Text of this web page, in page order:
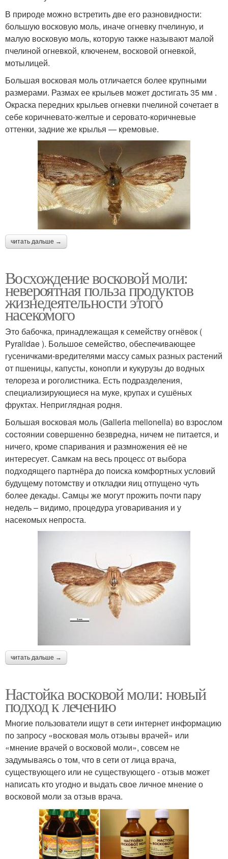
В природе можно встретить две его разновидности:
большую восковую моль, иначе огневку пчелиную, и
малую восковую моль, которую также называют малой
пчелиной огневкой, ключенем, восковой огневкой,
мотылицей.
Большая восковая моль отличается более крупными
размерами. Размах ее крыльев может достигать 35 мм .
Окраска передних крыльев огневки пчелиной сочетает в
себе коричневато-желтые и серовато-коричневые
оттенки, задние же крылья — кремовые.
читать дальше →
Восхождение восковой моли:
невероятная польза продуктов
жизнедеятельности этого
насекомого
Это бабочка, принадлежащая к семейству огнёвок (
Pyralidae ). Большое семейство, обеспечивающее
гусеничками-вредителями массу самых разных растений
от пшеницы, капусты, конопли и кукурузы до водных
телореза и роголистника. Есть подразделения,
специализирующиеся на муке, крупах и сушёных
фруктах. Неприглядная родня.
Большая восковая моль (Galleria mellonella) во взрослом
состоянии совершенно безвредна, ничем не питается, и
ничего, кроме спаривания и размножения её не
интересует. Самкам на весь процесс от выбора
подходящего партнёра до поиска комфортных условий
будущему потомству и откладки яиц отпущено чуть
более декады. Самцы же могут прожить почти пару
недель – видимо, процедура уговаривания и у
насекомых непроста.
читать дальше →
Настойка восковой моли: новый
подход к лечению
Многие пользователи ищут в сети интернет информацию
по запросу «восковая моль отзывы врачей» или
«мнение врачей о восковой моли», совсем не
задумываясь о том, что в сети от лица врача,
существующего или не существующего - отзыв может
написать кто угодно и выдать свое личное мнение о
восковой моли за отзыв врача.